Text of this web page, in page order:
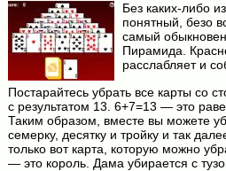
Без каких-либо
понятный, безо
самый
Пирамида.
расслабляет и
Постарайтесь убрать все карты со
с результатом 13. 6+7=13 — это
Таким образом, вместе вы можете
семерку, десятку и тройку и так
только вот карта, которую можно
— это король. Дама убирается с